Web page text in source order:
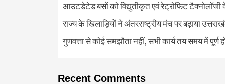
आउटडेटेड बसों को विद्युतीकृत एवं रेट्रोफिट टैक्नोलाॅजी
राज्य के खिलाड़ियों ने अंतरराष्ट्रीय मंच पर बढ़ाया
गुणवत्ता से कोई समझौता नहीं, सभी कार्य तय समय में पूर्ण
Recent Comments